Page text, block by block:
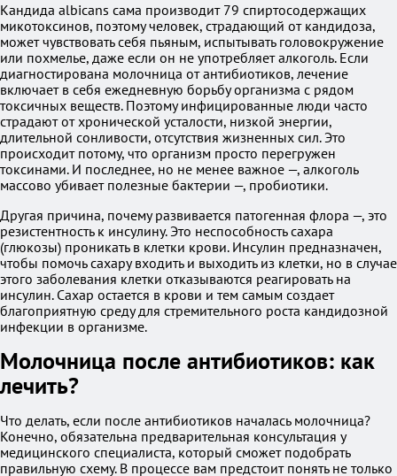
Кандида albicans сама производит 79 спиртосодержащих
микотоксинов, поэтому человек, страдающий от кандидоза,
может чувствовать себя пьяным, испытывать головокружение
или похмелье, даже если он не употребляет алкоголь. Если
диагностирована молочница от антибиотиков, лечение
включает в себя ежедневную борьбу организма с рядом
токсичных веществ. Поэтому инфицированные люди часто
страдают от хронической усталости, низкой энергии,
длительной сонливости, отсутствия жизненных сил. Это
происходит потому, что организм просто перегружен
токсинами. И последнее, но не менее важное —, алкоголь
массово убивает полезные бактерии —, пробиотики.
Другая причина, почему развивается патогенная флора —, это
резистентность к инсулину. Это неспособность сахара
(глюкозы) проникать в клетки крови. Инсулин предназначен,
чтобы помочь сахару входить и выходить из клетки, но в случае
этого заболевания клетки отказываются реагировать на
инсулин. Сахар остается в крови и тем самым создает
благоприятную среду для стремительного роста кандидозной
инфекции в организме.
Молочница после антибиотиков: как
лечить?
Что делать, если после антибиотиков началась молочница?
Конечно, обязательна предварительная консультация у
медицинского специалиста, который сможет подобрать
правильную схему. В процессе вам предстоит понять не только